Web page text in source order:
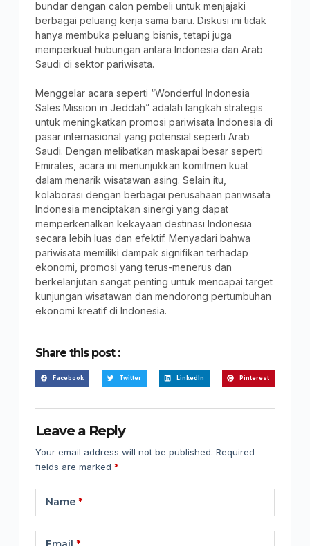
bundar dengan calon pembeli untuk menjajaki
berbagai peluang kerja sama baru. Diskusi ini tidak
hanya membuka peluang bisnis, tetapi juga
memperkuat hubungan antara Indonesia dan Arab
Saudi di sektor pariwisata.
Menggelar acara seperti “Wonderful Indonesia
Sales Mission in Jeddah” adalah langkah strategis
untuk meningkatkan promosi pariwisata Indonesia di
pasar internasional yang potensial seperti Arab
Saudi. Dengan melibatkan maskapai besar seperti
Emirates, acara ini menunjukkan komitmen kuat
dalam menarik wisatawan asing. Selain itu,
kolaborasi dengan berbagai perusahaan pariwisata
Indonesia menciptakan sinergi yang dapat
memperkenalkan kekayaan destinasi Indonesia
secara lebih luas dan efektif. Menyadari bahwa
pariwisata memiliki dampak signifikan terhadap
ekonomi, promosi yang terus-menerus dan
berkelanjutan sangat penting untuk mencapai target
kunjungan wisatawan dan mendorong pertumbuhan
ekonomi kreatif di Indonesia.
Share this post :
Facebook Twitter LinkedIn Pinterest
Leave a Reply
Your email address will not be published. Required
fields are marked *
Name*